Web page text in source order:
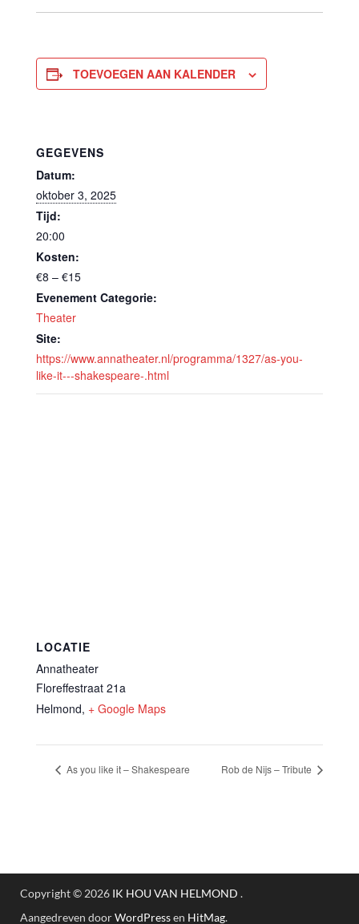
TOEVOEGEN AAN KALENDER
GEGEVENS
Datum:
oktober 3, 2025
Tijd:
20:00
Kosten:
€8 – €15
Evenement Categorie:
Theater
Site:
https://www.annatheater.nl/programma/1327/as-you-
like-it---shakespeare-.html
LOCATIE
Annatheater
Floreffestraat 21a
Helmond, + Google Maps
As you like it – Shakespeare Rob de Nijs – Tribute
Copyright © 2026 IK HOU VAN HELMOND .
Aangedreven doorWordPressen HitMag.